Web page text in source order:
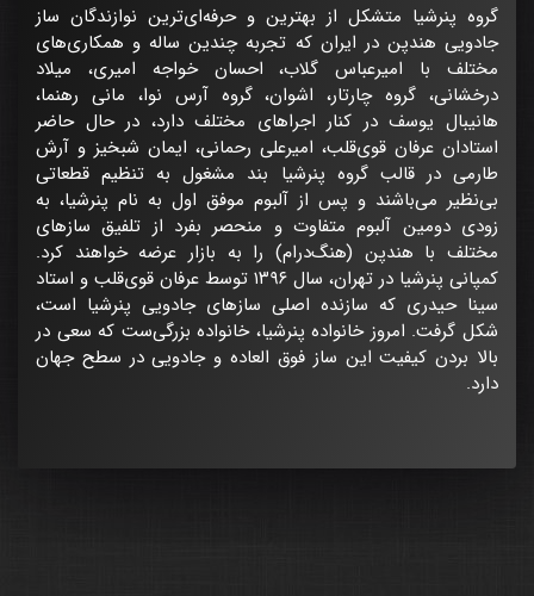
گروه پنرشیا متشکل از بهترین و حرفه‌ای‌ترین نوازندگان ساز
جادویی هندپن در ایران که تجربه چندین ساله و همکاری‌های
مختلف با امیرعباس گلاب، احسان خواجه امیری، میلاد
درخشانی، گروه چارتار، اشوان، گروه آرس نوا، مانی رهنما،
هانیبال یوسف در کنار اجراهای مختلف دارد، در حال حاضر
استادان عرفان قوی‌قلب، امیرعلی رحمانی، ایمان شبخیز و آرش
طارمی در قالب گروه پنرشیا بند مشغول به تنظیم قطعاتی
بی‌نظیر می‌باشند و پس از آلبوم موفق اول به نام پنرشیا، به
زودی دومین آلبوم متفاوت و منحصر بفرد از تلفیق سازهای
مختلف با هندپن (هنگ‌درام) را به بازار عرضه خواهند کرد.
کمپانی پنرشیا در تهران، سال ۱۳۹۶ توسط عرفان قوی‌قلب و استاد
سینا حیدری که سازنده اصلی سازهای جادویی پنرشیا است،
شکل گرفت. امروز خانواده پنرشیا، خانواده بزرگی‌ست که سعی در
بالا بردن کیفیت این ساز فوق العاده و جادویی در سطح جهان
دارد.